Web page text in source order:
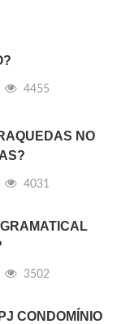
4455
NO
4031
3502
CONDOMÍNIO